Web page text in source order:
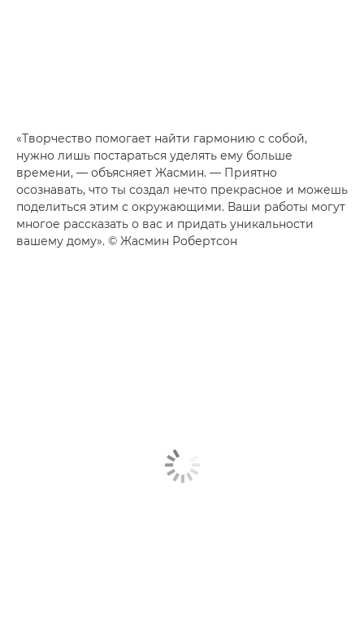
«Творчество помогает найти гармонию с собой,
нужно лишь постараться уделять ему больше
времени, — объясняет Жасмин. — Приятно
осознавать, что ты создал нечто прекрасное и можешь
поделиться этим с окружающими. Ваши работы могут
многое рассказать о вас и придать уникальности
вашему дому». © Жасмин Робертсон